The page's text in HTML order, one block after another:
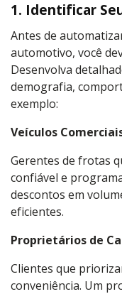
1. Identificar
Antes de
automotivo, você
Desenvolva
demografia,
exemplo:
Veículos
Gerentes de frotas
confiável e
descontos em
eficientes.
Proprietários de
Clientes que
conveniência. Um